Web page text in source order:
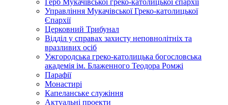
Управління Мукачівської Греко-католицької
Єпархії
Церковний Трибунал
Відділ у справах захисту неповнолітніх та
вразливих осіб
Ужгородська греко-католицька богословська
академія ім. Блаженного Теодора Ромжі
Парафії
Монастирі
Капеланське служіння
Актуальні проекти